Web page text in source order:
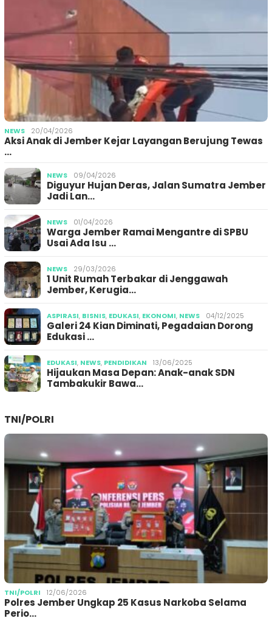
NEWS 20/04/2026
Aksi Anak di Jember Kejar Layangan Berujung Tewas
…
NEWS 09/04/2026
Diguyur Hujan Deras, Jalan Sumatra Jember
Jadi Lan…
NEWS 01/04/2026
Warga Jember Ramai Mengantre di SPBU
Usai Ada Isu …
NEWS 29/03/2026
1 Unit Rumah Terbakar di Jenggawah
Jember, Kerugia…
ASPIRASI, BISNIS, EDUKASI, EKONOMI, NEWS 04/12/2025
Galeri 24 Kian Diminati, Pegadaian Dorong
Edukasi …
EDUKASI, NEWS, PENDIDIKAN 13/06/2025
Hijaukan Masa Depan: Anak-anak SDN
Tambakukir Bawa…
TNI/POLRI
TNI/POLRI 12/06/2026
Polres Jember Ungkap 25 Kasus Narkoba Selama
Perio…